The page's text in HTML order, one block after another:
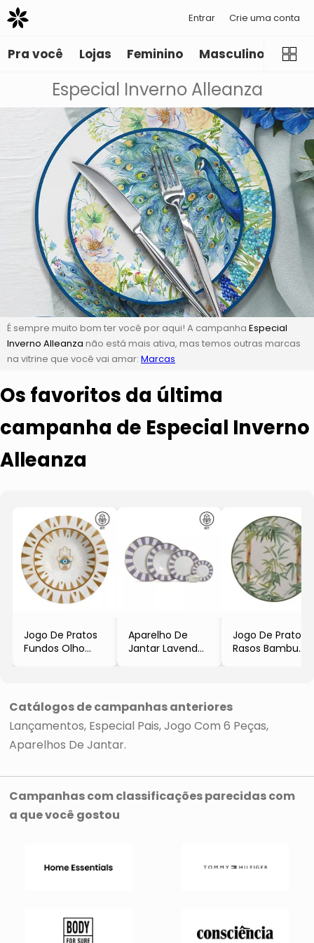
Entrar Crie uma conta
Pra você Lojas Feminino Masculino
Especial Inverno Alleanza
É sempre muito bom ter você por aqui! A campanha Especial
Inverno Alleanza não está mais ativa, mas temos outras marcas
na vitrine que você vai amar: Marcas
Os favoritos da última
campanha de Especial Inverno
Alleanza
Jogo De Pratos
Fundos Olho
- 6Pçs
- Alleanza
Cerâmica
Aparelho De
Jantar Lavender
- Alleanza
Cerâmica
Jogo De Pratos
Rasos Bambu
Catálogos de campanhas anteriores
Lançamentos Especial Pais Jogo Com 6 Peças
Aparelhos De Jantar
Campanhas com classificações parecidas com
a que você gostou